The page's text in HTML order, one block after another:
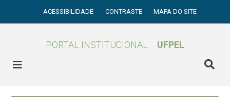
ACESSIBILIDADE CONTRASTE MAPA DO SITE
PORTAL INSTITUCIONAL UFPEL